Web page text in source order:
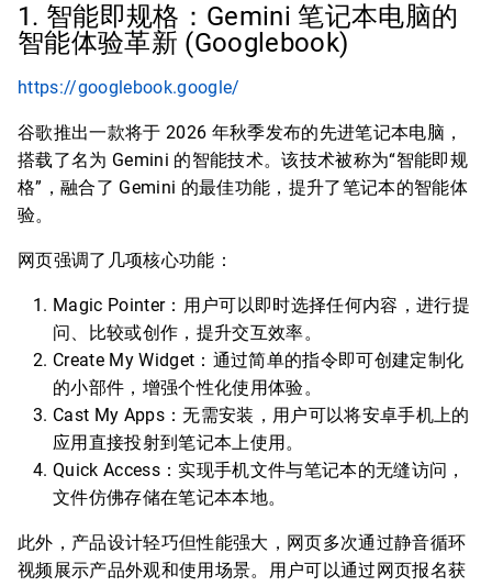
1. 智能即规格：Gemini 笔记本电脑的
智能体验革新 (Googlebook)
https://googlebook.google/
谷歌推出一款将于 2026 年秋季发布的先进笔记本电脑，
搭载了名为 Gemini 的智能技术。该技术被称为“智能即规
格”，融合了 Gemini 的最佳功能，提升了笔记本的智能体
验。
网页强调了几项核心功能：
Magic Pointer：用户可以即时选择任何内容，进行提
问、比较或创作，提升交互效率。
Create My Widget：通过简单的指令即可创建定制化
的小部件，增强个性化使用体验。
Cast My Apps：无需安装，用户可以将安卓手机上的
应用直接投射到笔记本上使用。
Quick Access：实现手机文件与笔记本的无缝访问，
文件仿佛存储在笔记本本地。
此外，产品设计轻巧但性能强大，网页多次通过静音循环
视频展示产品外观和使用场景。用户可以通过网页报名获